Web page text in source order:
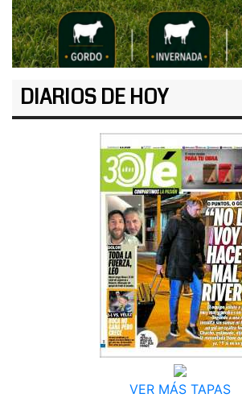
DIARIOS DE HOY
VER MÁS TAPAS